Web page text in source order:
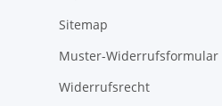
Sitemap
Muster-Widerrufsformular
Widerrufsrecht